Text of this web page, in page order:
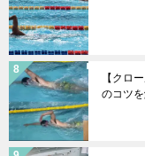
【クロ
のコツを